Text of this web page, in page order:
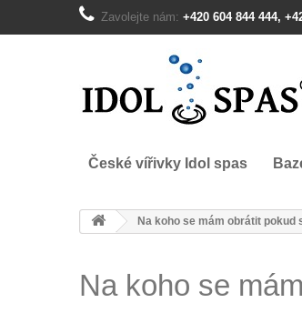
Zavolejte nám: +420 604 844 444,
České vířivky Idol spas
Na koho se mám obrátit
Na koho se